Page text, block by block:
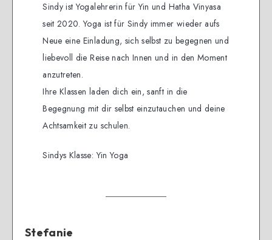
Sindy ist Yogalehrerin für Yin und Hatha Vinyasa
seit 2020. Yoga ist für Sindy immer wieder aufs
Neue eine Einladung, sich selbst zu begegnen und
liebevoll die Reise nach Innen und in den Moment
anzutreten.
Ihre Klassen laden dich ein, sanft in die
Begegnung mit dir selbst einzutauchen und deine
Achtsamkeit zu schulen.
Sindys Klasse: Yin Yoga
Stefanie